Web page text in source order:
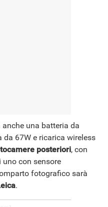
una batteria da
da 67W e ricarica wireless
posteriori, con
uno con sensore
fotografico sarà
.